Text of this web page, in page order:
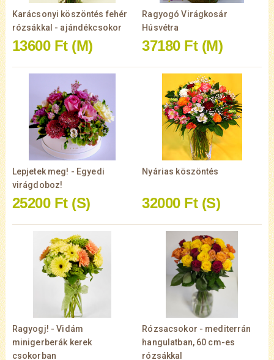
Karácsonyi köszöntés fehér
rózsákkal - ajándékcsokor
13600 Ft (M)
Ragyogó Virágkosár
Húsvétra
37180 Ft (M)
Lepjetek meg! - Egyedi
virágdoboz!
25200 Ft (S)
Nyárias köszöntés
32000 Ft (S)
Ragyogj! - Vidám
minigerberák kerek
csokorban
Rózsacsokor - mediterrán
hangulatban, 60 cm-es
rózsákkal